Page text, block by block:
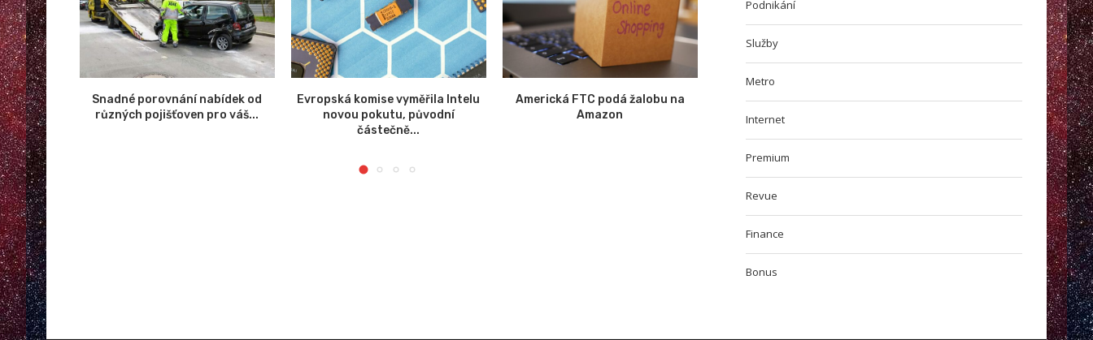
Snadné porovnání nabídek od
různých pojišťoven pro váš...
Evropská komise vyměřila Intelu
novou pokutu, původní
částečně...
Americká FTC podá žalobu na
Amazon
Microsoft dokončil převzetí
Activision Blizzard za 69 miliard...
Publikace PR článků a
SEO Agentura
Podnikání
Služby
Metro
Internet
Premium
Revue
Finance
Bonus